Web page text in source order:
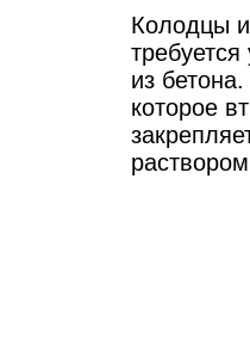
Колодцы
из
которое